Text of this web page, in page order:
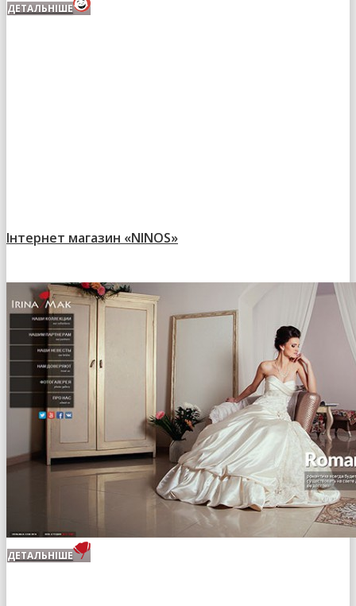
ДЕТАЛЬНІШЕ
Інтернет магазин «NINOS»
ДЕТАЛЬНІШЕ